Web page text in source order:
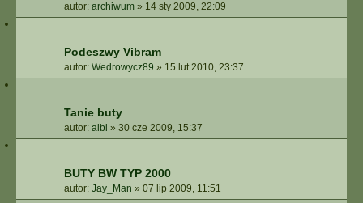
autor: archiwum » 14 sty 2009, 22:09
Podeszwy Vibram
autor: Wedrowycz89 » 15 lut 2010, 23:37
Tanie buty
autor: albi » 30 cze 2009, 15:37
BUTY BW TYP 2000
autor: Jay_Man » 07 lip 2009, 11:51